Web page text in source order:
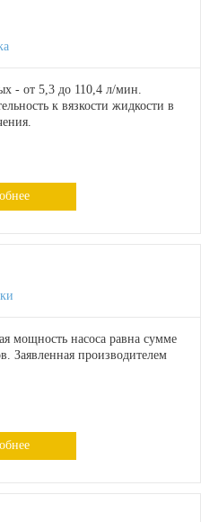
- от 5,3 до 110,4 л/мин.
к вязкости жидкости в
мощность насоса равна сумме
Заявленная производителем